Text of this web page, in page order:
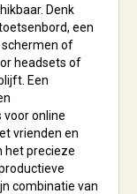
Denk
een
schermen of
headsets of
Een
voor online
vrienden en
het precieze
combinatie van